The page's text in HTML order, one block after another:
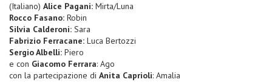
(Italiano) Alice Pagani: Mirta/Luna
Rocco Fasano: Robin
Silvia Calderoni: Sara
Fabrizio Ferracane: Luca Bertozzi
Sergio Albelli: Piero
e con Giacomo Ferrara: Ago
con la partecipazione di Anita Caprioli: Amalia